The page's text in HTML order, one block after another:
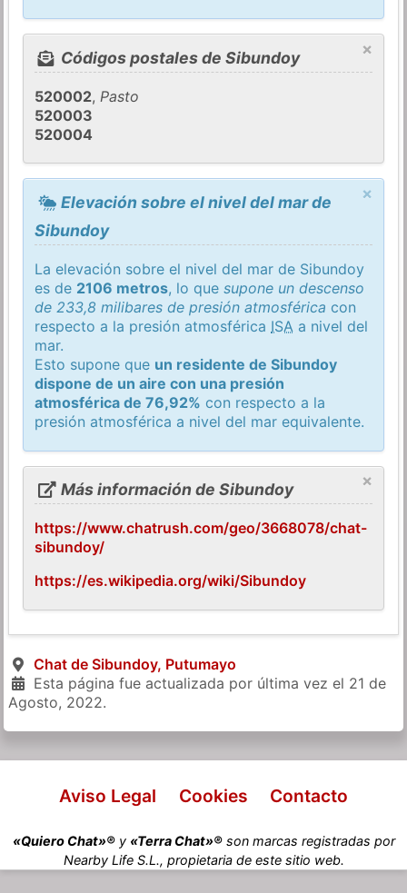
×
Códigos postales de Sibundoy
520002, Pasto
520003
520004
×
Elevación sobre el nivel del mar de
Sibundoy
La elevación sobre el nivel del mar de Sibundoy
es de 2106 metros, lo quesupone un descenso
de 233,8 milibares de presión atmosférica con
respecto a la presión atmosférica ISA a nivel del
mar.
Esto supone que un residente de Sibundoy
dispone de un aire con una presión
atmosférica de 76,92% con respecto a la
presión atmosférica a nivel del mar equivalente.
×
Más información de Sibundoy
https://www.chatrush.com/geo/3668078/chat-
sibundoy/
https://es.wikipedia.org/wiki/Sibundoy
Chat de Sibundoy, Putumayo
Esta página fue actualizada por última vez el 21 de
Agosto, 2022.
Aviso Legal Cookies Contacto
«Quiero Chat»®y «Terra Chat»®son marcas registradas por
Nearby Life S.L., propietaria de este sitio web.